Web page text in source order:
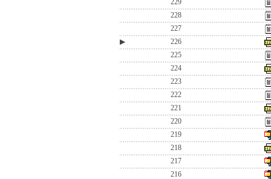
229
228
227
▶
226
225
224
223
222
221
220
219
218
217
216